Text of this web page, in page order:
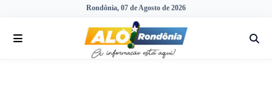
Rondônia, 07 de Agosto de 2026